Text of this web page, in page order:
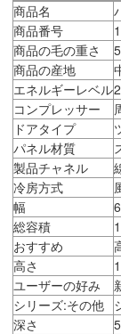
商品名
商品番号
商品の毛の重さ
商品の産地
エネルギーレベル
コンプレッサー
ドアタイプ
パネル材質
製品チャネル
冷房方式
幅
総容積
おすすめ
高さ
ユーザーの好み
シリーズ:その他
深さ